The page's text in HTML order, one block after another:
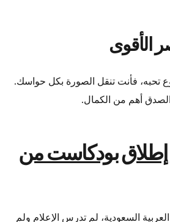
الأقوى
تحبه، فأنت تنقل الصورة بكل حواسك.
أهم من الكمال.
إطلاق بودكاست من
السعودية، لم تدرس الإعلام ولم